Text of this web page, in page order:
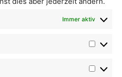
Immer aktiv